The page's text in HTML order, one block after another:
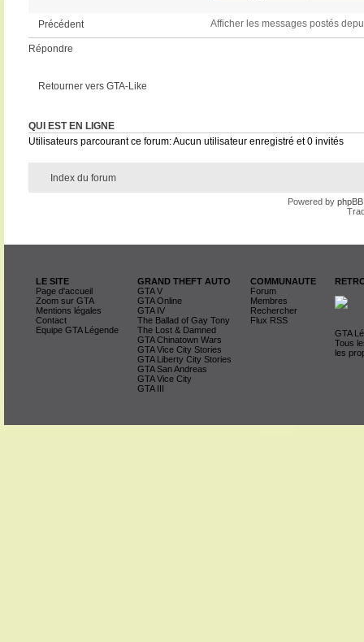
Précédent Afficher les messages postés
Répondre
Retourner vers GTA-Like
QUI EST EN LIGNE
Utilisateurs parcourant ce forum: Aucun utilisateur enregistré et 0 invités
Index du forum
Powered by phpBB
LE SITE
Page d'accueil
Zoom sur GTA
Mentions légales
Contact
Equipe GTA Légende
GRAND THEFT AUTO
GTA V
GTA Online
GTA IV
The Ballad of Gay Tony
The Lost & Damned
GTA Chinatown Wars
GTA Vice City Stories
GTA Liberty City Stories
GTA San Andreas
GTA Vice City
GTA III
COMMUNAUTE
Forum
Membres
Rechercher
Flux RSS
GTA
Tous
les